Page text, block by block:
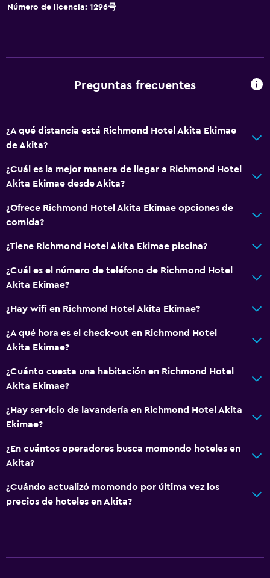
Número de licencia: 1296号
Preguntas frecuentes
¿A qué distancia está Richmond Hotel Akita Ekimae
de Akita?
¿Cuál es la mejor manera de llegar a Richmond Hotel
Akita Ekimae desde Akita?
¿Ofrece Richmond Hotel Akita Ekimae opciones de
comida?
¿Tiene Richmond Hotel Akita Ekimae piscina?
¿Cuál es el número de teléfono de Richmond Hotel
Akita Ekimae?
¿Hay wifi en Richmond Hotel Akita Ekimae?
¿A qué hora es el check-out en Richmond Hotel
Akita Ekimae?
¿Cuánto cuesta una habitación en Richmond Hotel
Akita Ekimae?
¿Hay servicio de lavandería en Richmond Hotel Akita
Ekimae?
¿En cuántos operadores busca momondo hoteles en
Akita?
¿Cuándo actualizó momondo por última vez los
precios de hoteles en Akita?